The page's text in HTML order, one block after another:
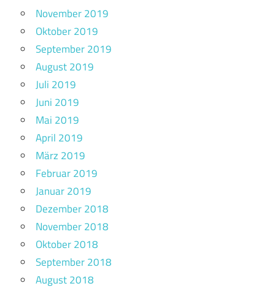
November 2019
Oktober 2019
September 2019
August 2019
Juli 2019
Juni 2019
Mai 2019
April 2019
März 2019
Februar 2019
Januar 2019
Dezember 2018
November 2018
Oktober 2018
September 2018
August 2018